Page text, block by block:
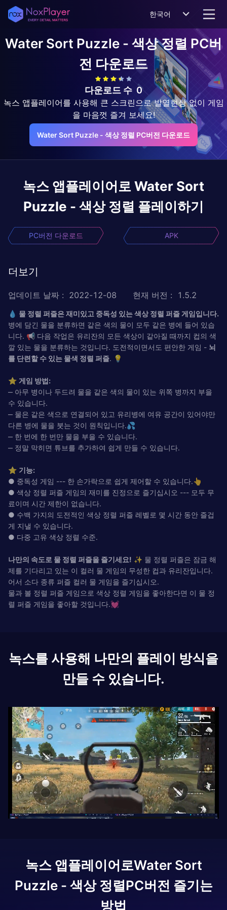
한국어
Water Sort Puzzle - 색상 정렬 PC버
전 다운로드
다운로드 수 0
녹스 앱플레이어를 사용해 큰 스크린으로 발열현상 없이 게임
을 마음껏 즐겨 보세요!
Water Sort Puzzle - 색상 정렬 PC버전 다운로드
녹스 앱플레이어로 Water Sort
Puzzle - 색상 정렬 플레이하기
PC버전 다운로드 APK
더보기
업데이트 날짜 : 2022-12-08 현재 버전 : 1.5.2
💧 물 정렬 퍼즐은 재미있고 중독성 있는 색상 정렬 퍼즐 게임입니다.
병에 담긴 물을 분류하면 같은 색의 물이 모두 같은 병에 들어 있습
니다. 📢 다음 작업은 유리잔의 모든 색상이 같아질 때까지 컵의 색
깔 있는 물을 분류하는 것입니다. 도전적이면서도 편안한 게임 - 뇌
를 단련할 수 있는 물색 정렬 퍼즐. 💡
⭐ 게임 방법:
‒ 아무 병이나 두드려 물을 같은 색의 물이 있는 위쪽 병까지 부을
수 있습니다.
‒ 물은 같은 색으로 연결되어 있고 유리병에 여유 공간이 있어야만
다른 병에 물을 붓는 것이 원칙입니다.💦
‒ 한 번에 한 번만 물을 부을 수 있습니다.
‒ 정말 막히면 튜브를 추가하여 쉽게 만들 수 있습니다.
⭐ 기능:
● 중독성 게임 --- 한 손가락으로 쉽게 제어할 수 있습니다.👆
● 색상 정렬 퍼즐 게임의 재미를 진정으로 즐기십시오 --- 모두 무
료이며 시간 제한이 없습니다.
● 수백 가지의 도전적인 색상 정렬 퍼즐 레벨로 몇 시간 동안 즐겁
게 지낼 수 있습니다.
● 다중 고유 색상 정렬 수준.
나만의 속도로 물 정렬 퍼즐을 즐기세요! ✨ 물 정렬 퍼즐은 잠금 해
제를 기다리고 있는 이 컬러 물 게임의 무성한 컵과 유리잔입니다.
어서 소다 종류 퍼즐 컬러 물 게임을 즐기십시오.
물과 볼 정렬 퍼즐 게임으로 색상 정렬 게임을 좋아한다면 이 물 정
렬 퍼즐 게임을 좋아할 것입니다.💓
녹스를 사용해 나만의 플레이 방식을
만들 수 있습니다.
녹스 앱플레이어로Water Sort
Puzzle - 색상 정렬PC버전 즐기는
방법